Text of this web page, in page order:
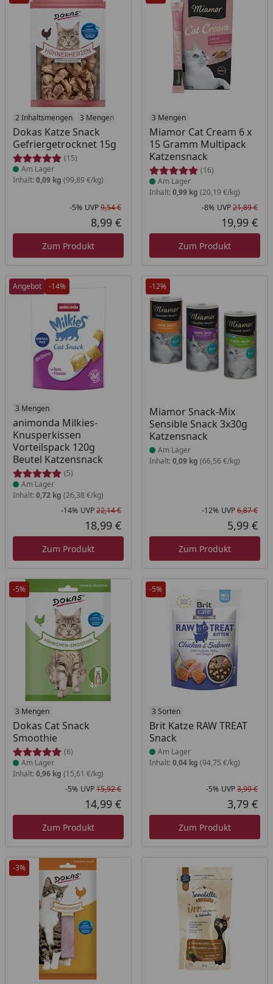
2 Inhaltsmengen 3 Mengen
Dokas Katze Snack
Gefriergetrocknet 15g
(15)
Produkt am Lager
Am Lager
Inhalt: 0,09 kg (99,89 €/kg)
Rabatt in Prozent
-5%
Ursprünglicher Preis
UVP9,54 €
Aktueller Preis
8,99 €
Zum Produkt
3 Mengen
Miamor Cat Cream 6 x
15 Gramm Multipack
Katzensnack
(16)
Produkt am Lager
Am Lager
Inhalt: 0,99 kg (20,19 €/kg)
-8% UVP21,89 €
19,99 €
Zum Produkt
Angebot -14%
3 Mengen
animonda Milkies-
Knusperkissen
Vorteilspack 120g
Beutel Katzensnack
(5)
Produkt am Lager
Am Lager
Inhalt: 0,72 kg (26,38 €/kg)
Rabatt in Prozent
-14%
Ursprünglicher Preis
UVP22,14 €
Aktueller Preis
18,99 €
Zum Produkt
-12%
Miamor Snack-Mix
Sensible Snack 3x30g
Katzensnack
Produkt am Lager
Am Lager
Inhalt: 0,09 kg (66,56 €/kg)
-12% UVP6,87 €
5,99 €
Zum Produkt
-5%
3 Mengen
Dokas Cat Snack
Smoothie
(6)
Produkt am Lager
Am Lager
Inhalt: 0,96 kg (15,61 €/kg)
Rabatt in Prozent
-5%
Ursprünglicher Preis
UVP15,92 €
Aktueller Preis
14,99 €
Zum Produkt
-5%
3 Sorten
Brit Katze RAW TREAT
Snack
Produkt am Lager
Am Lager
Inhalt: 0,04 kg (94,75 €/kg)
-5% UVP3,99 €
3,79 €
Zum Produkt
-3%